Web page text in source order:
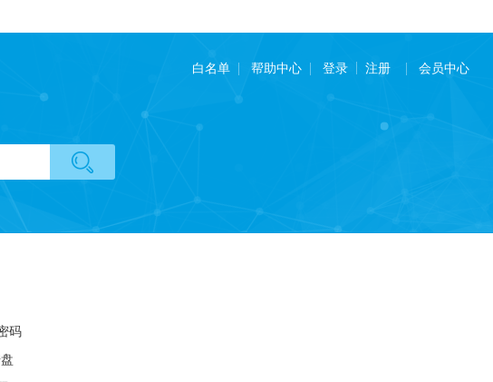
白名单 帮助中心 登录 注册 会员中心
码